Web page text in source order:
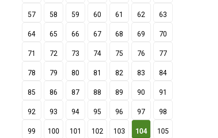
57 58 59 60 61 62 63
64 65 66 67 68 69 70
71 72 73 74 75 76 77
78 79 80 81 82 83 84
85 86 87 88 89 90 91
92 93 94 95 96 97 98
99 100 101 102 103 104 105